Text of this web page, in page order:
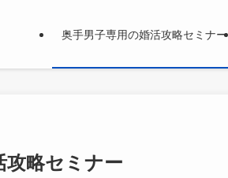
奥手男子専用の婚活攻略セミナー
攻略セミナー